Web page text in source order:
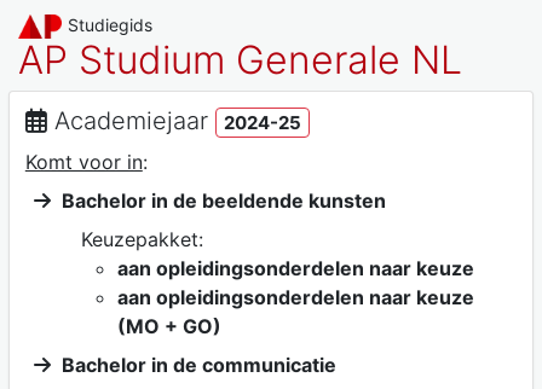
Studiegids
AP Studium Generale NL
Academiejaar 2024-25
Komt voor in:
Bachelor in de beeldende kunsten
Keuzepakket:
aan opleidingsonderdelen naar keuze
aan opleidingsonderdelen naar keuze
(MO + GO)
Bachelor in de communicatie